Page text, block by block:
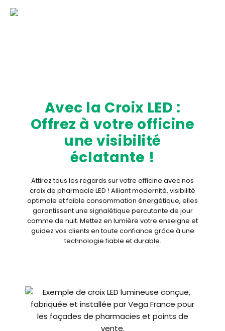
Avec la Croix LED :
Offrez à votre officine
une visibilité
éclatante !
Attirez tous les regards sur votre officine avec nos
croix de pharmacie LED ! Alliant modernité, visibilité
optimale et faible consommation énergétique, elles
garantissent une signalétique percutante de jour
comme de nuit. Mettez en lumière votre enseigne et
guidez vos clients en toute confiance grâce à une
technologie fiable et durable.